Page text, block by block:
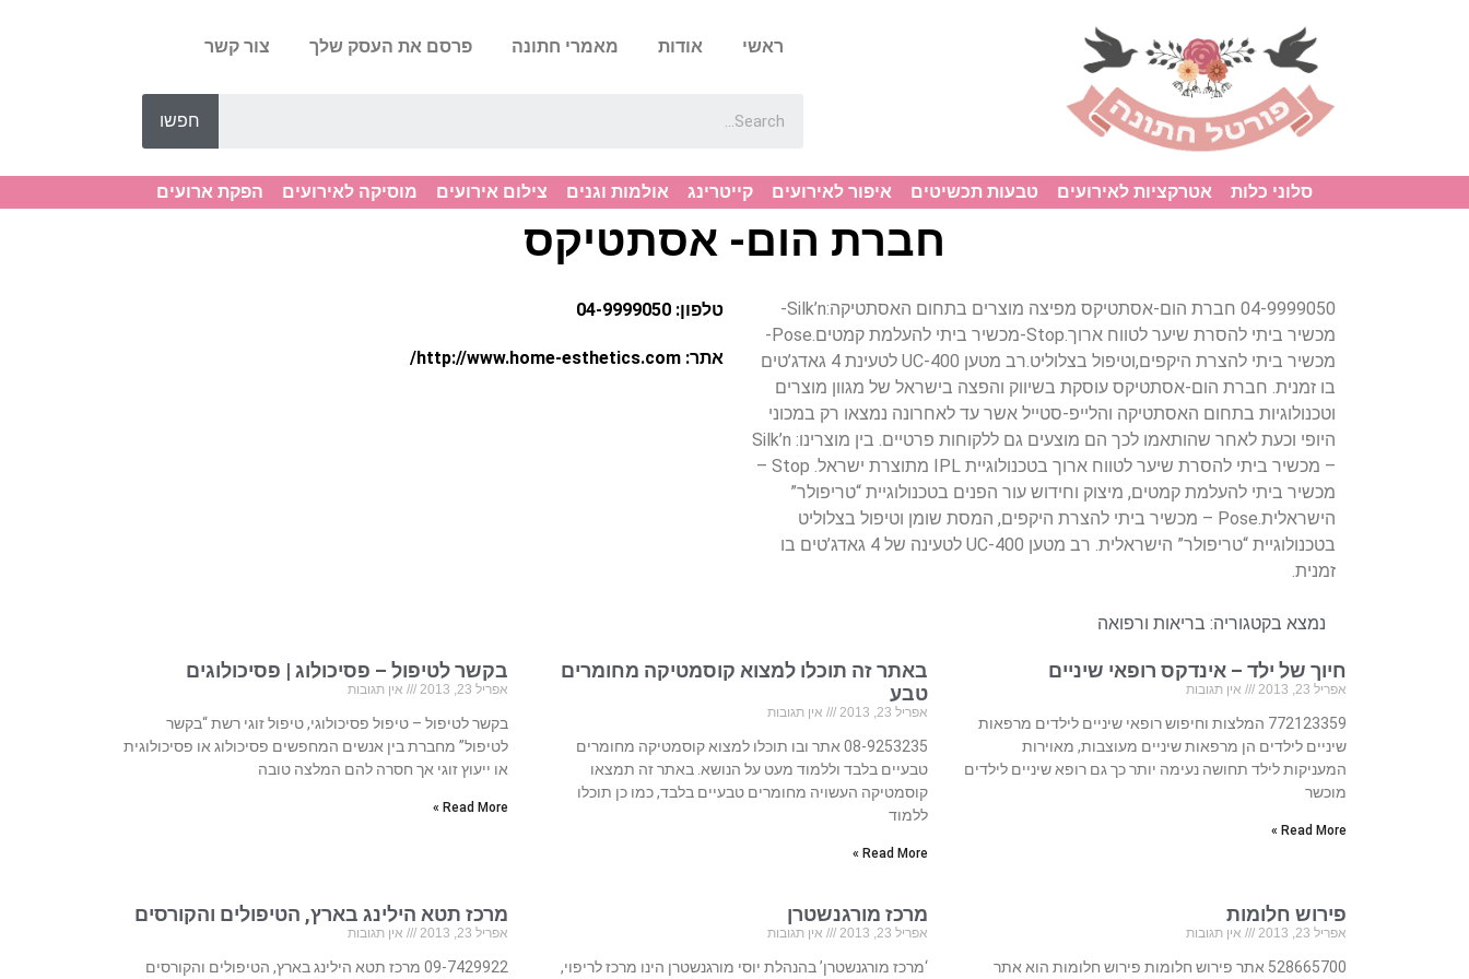
ראשי אודות מאמרי חתונה פרסם את העסק שלך צור קשר
חפשו
סלוני כלות אטרקציות לאירועים טבעות תכשיטים איפור לאירועים קייטרינג אולמות וגנים צילום אירועים מוסיקה לאירועים הפקת ארועים
חברת הום- אסתטיקס
04-9999050 חברת הום-אסתטיקס מפיצה מוצרים בתחום האסתטיקה:Silk’n-
מכשיר ביתי להסרת שיער לטווח ארוך.Stop-מכשיר ביתי להעלמת קמטים.Pose-
מכשיר ביתי להצרת היקפים,וטיפול בצלוליט.רב מטען UC-400 לטעינת 4 גאדג’טים
בו זמנית. חברת הום-אסתטיקס עוסקת בשיווק והפצה בישראל של מגוון מוצרים
וטכנולוגיות בתחום האסתטיקה והלייפ-סטייל אשר עד לאחרונה נמצאו רק במכוני
היופי וכעת לאחר שהותאמו לכך הם מוצעים גם ללקוחות פרטיים. בין מוצרינו: Silk’n
– מכשיר ביתי להסרת שיער לטווח ארוך בטכנולוגיית IPL מתוצרת ישראל. Stop –
מכשיר ביתי להעלמת קמטים, מיצוק וחידוש עור הפנים בטכנולוגיית “טריפולר”
הישראלית.Pose – מכשיר ביתי להצרת היקפים, המסת שומן וטיפול בצלוליט
בטכנולוגיית “טריפולר” הישראלית. רב מטען UC-400 לטעינה של 4 גאדג’טים בו
זמנית.
טלפון: 04-9999050
אתר: http://www.home-esthetics.com/
נמצא בקטגוריה: בריאות ורפואה
חיוך של ילד – אינדקס רופאי שיניים
אפריל 23, 2013 אין תגובות
772123359 המלצות וחיפוש רופאי שיניים לילדים מרפאות
שיניים לילדים הן מרפאות שיניים מעוצבות, מאוירות
המעניקות לילד תחושה נעימה יותר כך גם רופא שיניים לילדים
מוכשר
Read More »
באתר זה תוכלו למצוא קוסמטיקה מחומרים
טבע
אפריל 23, 2013 אין תגובות
08-9253235 אתר ובו תוכלו למצוא קוסמטיקה מחומרים
טבעיים בלבד וללמוד מעט על הנושא. באתר זה תמצאו
קוסמטיקה העשויה מחומרים טבעיים בלבד, כמו כן תוכלו
ללמוד
Read More »
בקשר לטיפול – פסיכולוג | פסיכולוגים
אפריל 23, 2013 אין תגובות
בקשר לטיפול – טיפול פסיכולוגי, טיפול זוגי רשת “בקשר
לטיפול” מחברת בין אנשים המחפשים פסיכולוג או פסיכולוגית
או ייעוץ זוגי אך חסרה להם המלצה טובה
Read More »
פירוש חלומות
אפריל 23, 2013 אין תגובות
528665700 אתר פירוש חלומות פירוש חלומות הוא אתר
מרכז מורגנשטרן
אפריל 23, 2013 אין תגובות
‘מרכז מורגנשטרן’ בהנהלת יוסי מורגנשטרן הינו מרכז לריפוי,
מרכז תטא הילינג בארץ, הטיפולים והקורסים
אפריל 23, 2013 אין תגובות
09-7429922 מרכז תטא הילינג בארץ, הטיפולים והקורסים